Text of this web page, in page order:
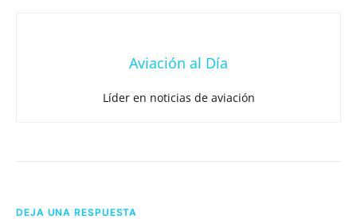
Aviación al Día
Líder en noticias de aviación
DEJA UNA RESPUESTA